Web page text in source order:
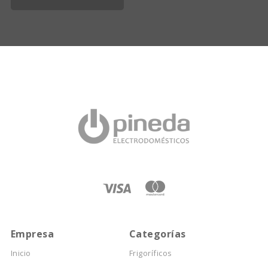
Empresa
Inicio
Categorías
Frigoríficos